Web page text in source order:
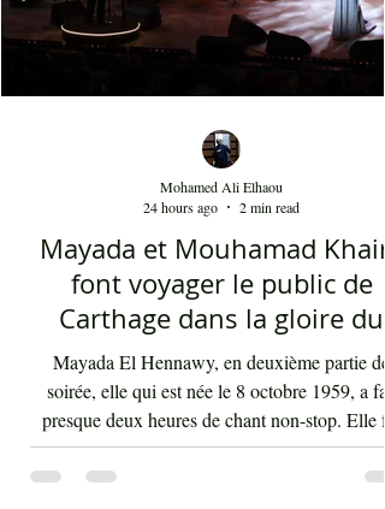
Mayada et Mouhamad Khairy
font voyager le public de
Carthage dans la gloire du
chant et de la musique
Mayada El Hennawy, en deuxième partie de
soirée, elle qui est née le 8 octobre 1959, a fait
Mohamed Ali Elhaou
24 hours ago
2 min read